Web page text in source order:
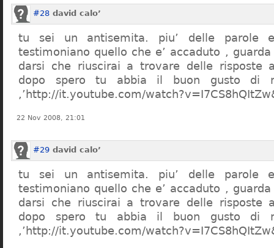
#28 david calo’
tu sei un antisemita. piu’ delle parole
testimoniano quello che e’ accaduto , guarda
darsi che riuscirai a trovare delle risposte
dopo spero tu abbia il buon gusto di
,’http://it.youtube.com/
22 Nov 2008, 21:01
#29 david calo’
tu sei un antisemita. piu’ delle parole
testimoniano quello che e’ accaduto , guarda
darsi che riuscirai a trovare delle risposte
dopo spero tu abbia il buon gusto di
,’http://it.youtube.com/